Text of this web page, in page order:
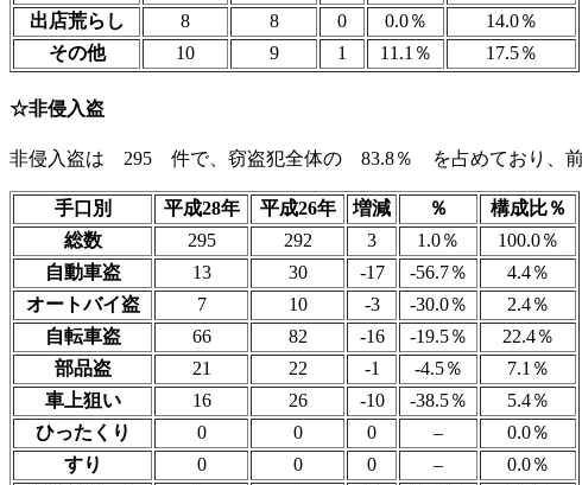
出店荒らし
8 8 0 0.0％
14.0％
その他
10 9 1 11.1％ 17.5％
☆非侵入盗
非侵入盗は 295 件で、窃盗犯全体の 83.8％ を占めており、
手口別 平成28年 平成26年 増減 ％
構成比％
総数
295 292 3 1.0％
100.0％
自動車盗
13 30 -17 -56.7％
4.4％
オートバイ盗
7 10 -3 -30.0％
2.4％
自転車盗
66 82 -16 -19.5％
22.4％
部品盗
21 22 -1 -4.5％
7.1％
車上狙い
16 26 -10 -38.5％
5.4％
ひったくり
0 0 0 –
0.0％
すり
0 0 0 –
0.0％